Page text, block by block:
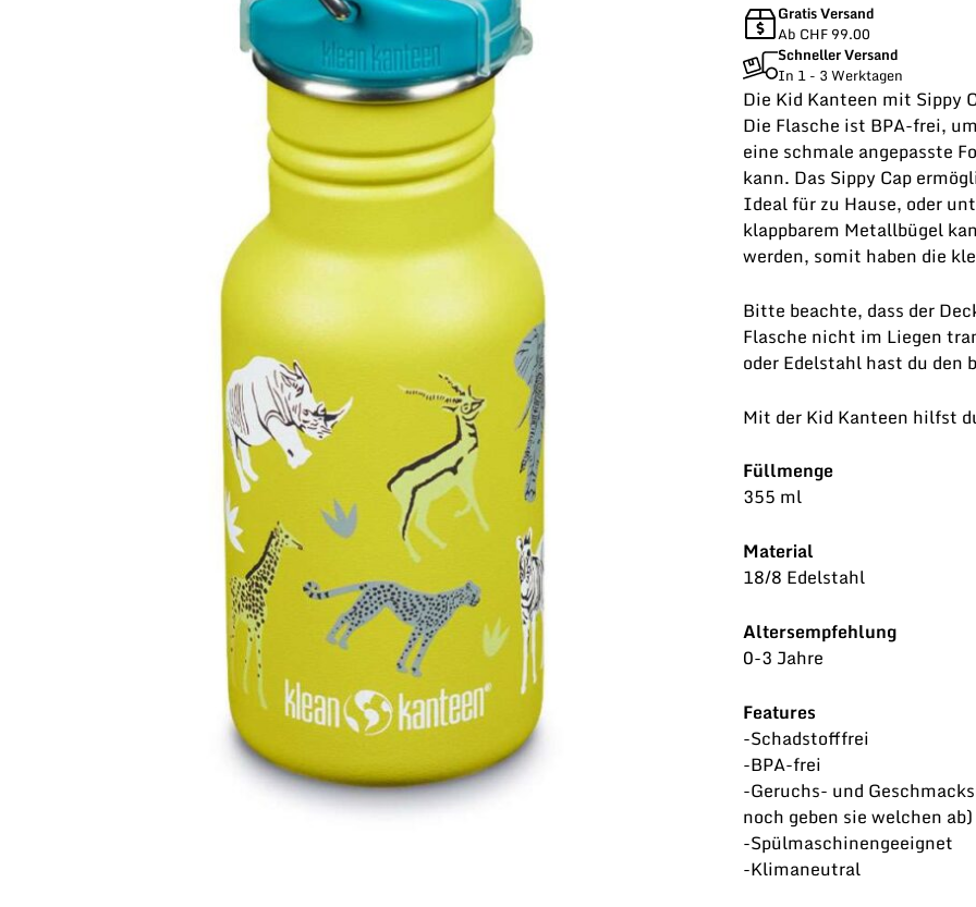
Gratis Versand
Ab CHF 99.00
Schneller Versand
In 1 - 3 Werktagen
Die Kid Kanteen mit Sippy
Die Flasche ist BPA-frei,
eine schmale angepasste
kann. Das Sippy Cap
Ideal für zu Hause, oder
klappbarem Metallbügel
werden, somit haben die
Bitte beachte, dass der
Flasche nicht im Liegen
oder Edelstahl hast du den
Mit der Kid Kanteen hilfst
Füllmenge
355 ml
Material
18/8 Edelstahl
Altersempfehlung
0-3 Jahre
Features
-Schadstofffrei
-BPA-frei
-Geruchs- und
noch geben sie welchen ab)
-Spülmaschinengeeignet
-Klimaneutral